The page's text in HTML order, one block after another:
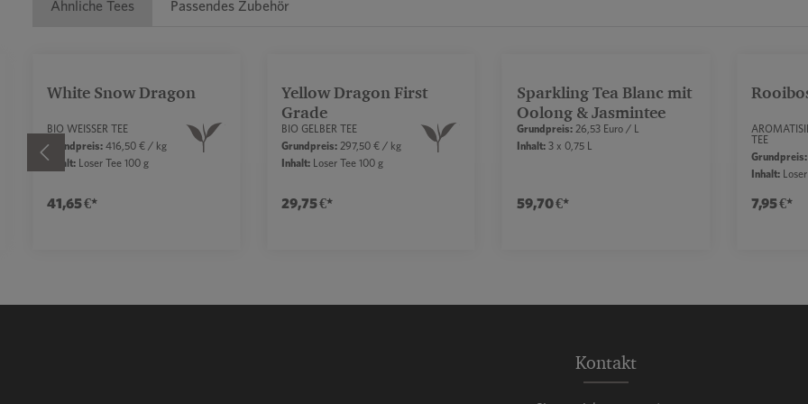
Ähnliche Tees Passendes Zubehör
White Snow Dragon
BIO WEISSER TEE
Grundpreis:416,50 € / kg
Inhalt:Loser Tee 100 g
41,65 €*
Yellow Dragon First
Grade
BIO GELBER TEE
Grundpreis: 297,50 € / kg
Inhalt: Loser Tee 100 g
29,75 €*
Durchschnittliche Bewertung
Sparkling Tea Blanc mit
Oolong & Jasmintee
Grundpreis:26,53 Euro / L
Inhalt:3 x 0,75 L
59,70 €*
TEE
Grundpreis:
Inhalt:
7,95 €*
Kontakt